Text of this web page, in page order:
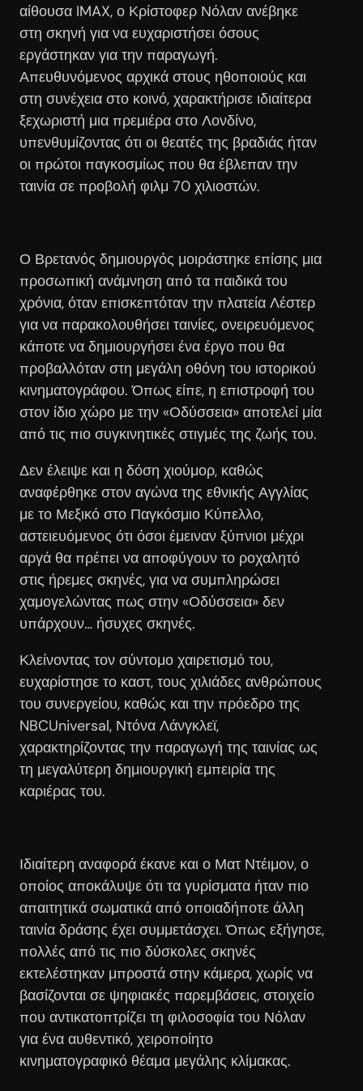
αίθουσα IMAX, ο Κρίστοφερ Νόλαν ανέβηκε
στη σκηνή για να ευχαριστήσει όσους
εργάστηκαν για την παραγωγή.
Απευθυνόμενος αρχικά στους ηθοποιούς και
στη συνέχεια στο κοινό, χαρακτήρισε ιδιαίτερα
ξεχωριστή μια πρεμιέρα στο Λονδίνο,
υπενθυμίζοντας ότι οι θεατές της βραδιάς ήταν
οι πρώτοι παγκοσμίως που θα έβλεπαν την
ταινία σε προβολή φιλμ 70 χιλιοστών.
Ο Βρετανός δημιουργός μοιράστηκε επίσης μια
προσωπική ανάμνηση από τα παιδικά του
χρόνια, όταν επισκεπτόταν την πλατεία Λέστερ
για να παρακολουθήσει ταινίες, ονειρευόμενος
κάποτε να δημιουργήσει ένα έργο που θα
προβαλλόταν στη μεγάλη οθόνη του ιστορικού
κινηματογράφου. Όπως είπε, η επιστροφή του
στον ίδιο χώρο με την «Οδύσσεια» αποτελεί μία
από τις πιο συγκινητικές στιγμές της ζωής του.
Δεν έλειψε και η δόση χιούμορ, καθώς
αναφέρθηκε στον αγώνα της εθνικής Αγγλίας
με το Μεξικό στο Παγκόσμιο Κύπελλο,
αστειευόμενος ότι όσοι έμειναν ξύπνιοι μέχρι
αργά θα πρέπει να αποφύγουν το ροχαλητό
στις ήρεμες σκηνές, για να συμπληρώσει
χαμογελώντας πως στην «Οδύσσεια» δεν
υπάρχουν… ήσυχες σκηνές.
Κλείνοντας τον σύντομο χαιρετισμό του,
ευχαρίστησε το καστ, τους χιλιάδες ανθρώπους
του συνεργείου, καθώς και την πρόεδρο της
NBCUniversal, Ντόνα Λάνγκλεϊ,
χαρακτηρίζοντας την παραγωγή της ταινίας ως
τη μεγαλύτερη δημιουργική εμπειρία της
καριέρας του.
Ιδιαίτερη αναφορά έκανε και ο Ματ Ντέιμον, ο
οποίος αποκάλυψε ότι τα γυρίσματα ήταν πιο
απαιτητικά σωματικά από οποιαδήποτε άλλη
ταινία δράσης έχει συμμετάσχει. Όπως εξήγησε,
πολλές από τις πιο δύσκολες σκηνές
εκτελέστηκαν μπροστά στην κάμερα, χωρίς να
βασίζονται σε ψηφιακές παρεμβάσεις, στοιχείο
που αντικατοπτρίζει τη φιλοσοφία του Νόλαν
για ένα αυθεντικό, χειροποίητο
κινηματογραφικό θέαμα μεγάλης κλίμακας.